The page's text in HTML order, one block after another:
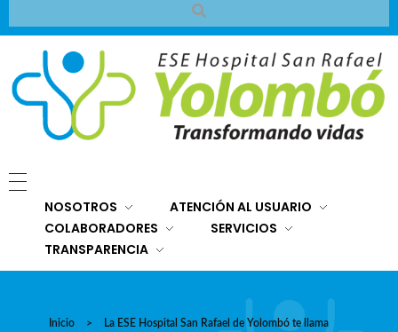
NOSOTROS
ATENCIÓN AL USUARIO
COLABORADORES
SERVICIOS
TRANSPARENCIA
Inicio > La ESE Hospital San Rafael de Yolombó te llama